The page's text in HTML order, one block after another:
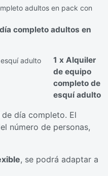
completo adultos en
1 x Alquiler
de equipo
completo de
esquí adulto
de día completo. El
número de personas,
, se podrá adaptar a